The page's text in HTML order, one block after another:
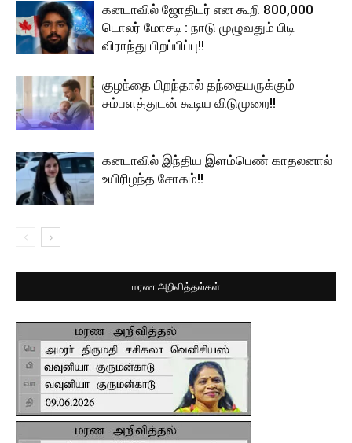
கனடாவில் ஜோதிடர் என கூறி 800,000
டொலர் மோசடி : நாடு முழுவதும் பிடி
விராந்து பிறப்பிப்பு!!
குழந்தை பிறந்தால் தந்தையருக்கும்
சம்பளத்துடன் கூடிய விடுமுறை!!
கனடாவில் இந்திய இளம்பெண் காதலனால்
உயிரிழந்த சோகம்!!
மரண அறிவித்தல்கள்